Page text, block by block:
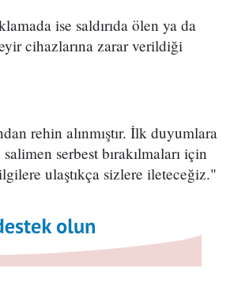
ise saldırıda ölen ya da
cihazlarına zarar verildiği
rehin alınmıştır. İlk duyumlara
serbest bırakılmaları için
ulaştıkça sizlere ileteceğiz."